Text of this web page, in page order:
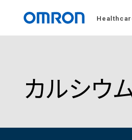
カルシウ